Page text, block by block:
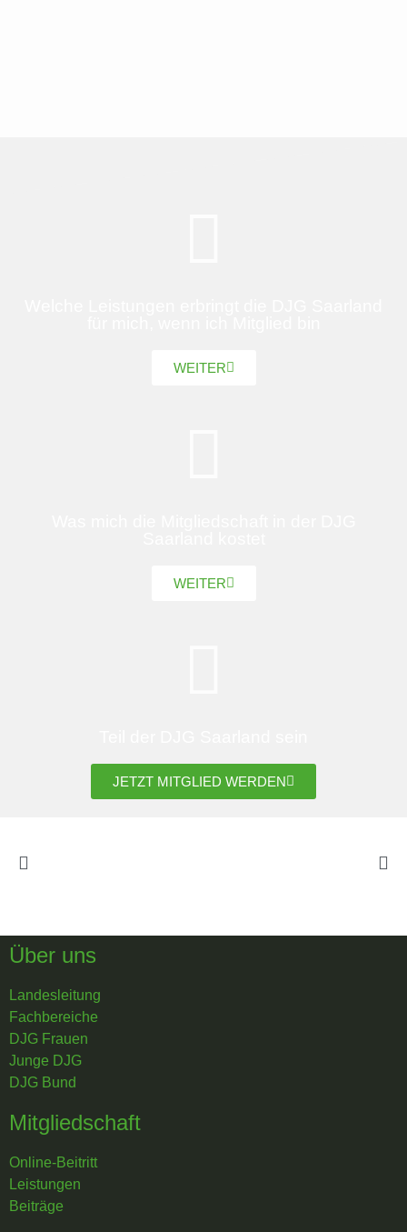
WEITER
WEITER
JETZT MITGLIED WERDEN
Über uns
Landesleitung
Fachbereiche
DJG Frauen
Junge DJG
DJG Bund
Mitgliedschaft
Online-Beitritt
Leistungen
Beiträge